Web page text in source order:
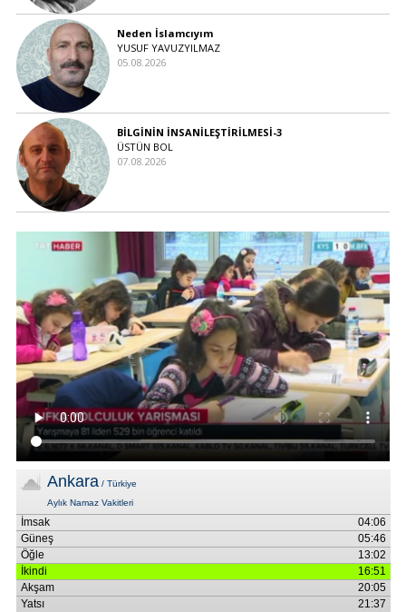
Neden İslamcıyım
YUSUF YAVUZYILMAZ
05.08.2026
BİLGİNİN İNSANİLEŞTİRİLMESİ-3
ÜSTÜN BOL
07.08.2026